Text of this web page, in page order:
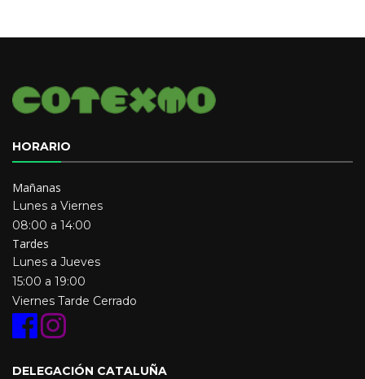
HORARIO
Mañanas
Lunes a Viernes
08:00 a 14:00
Tardes
Lunes a Jueves
15:00 a 19:00
Viernes Tarde Cerrado
DELEGACIÓN CATALUÑA